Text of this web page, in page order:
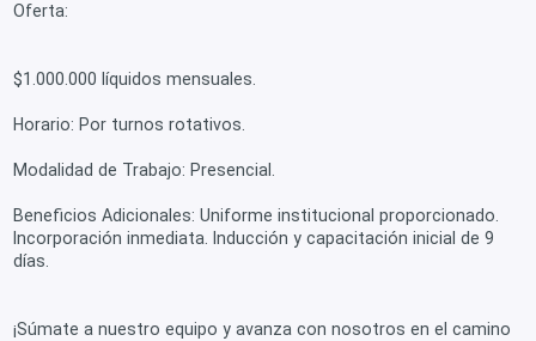
Oferta:
$1.000.000 líquidos mensuales.
Horario: Por turnos rotativos.
Modalidad de Trabajo: Presencial.
Beneficios Adicionales: Uniforme institucional proporcionado.
Incorporación inmediata. Inducción y capacitación inicial de 9
días.
¡Súmate a nuestro equipo y avanza con nosotros en el camino